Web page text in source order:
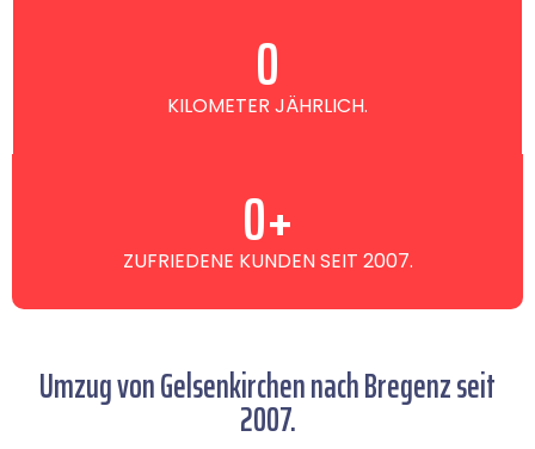
KILOMETER JÄHRLICH.
0
ZUFRIEDENE KUNDEN SEIT 2007.
0+
Umzug von Gelsenkirchen nach Bregenz seit
2007.